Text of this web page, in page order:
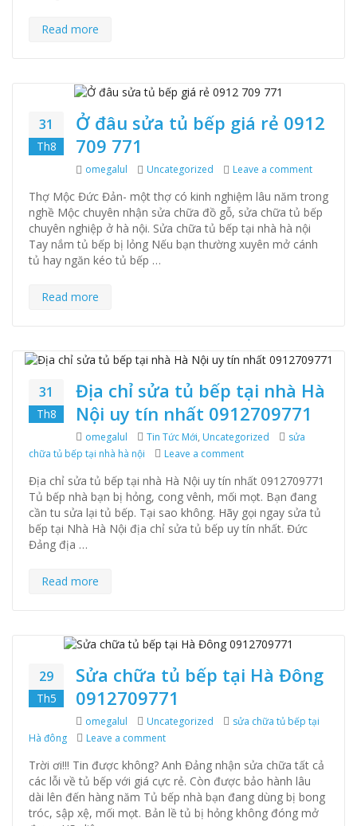
Read more
31
Th8
Ở đâu sửa tủ bếp giá rẻ 0912
709 771
Author
omegalul Categories
Uncategorized Leave a comment
Thợ Mộc Đức Đản- một thợ có kinh nghiệm lâu năm trong
nghề Mộc chuyên nhận sửa chữa đồ gỗ, sửa chữa tủ bếp
chuyên nghiệp ở hà nội. Sửa chữa tủ bếp tại nhà hà nội
Tay nắm tủ bếp bị lỏng Nếu bạn thường xuyên mở cánh
tủ hay ngăn kéo tủ bếp …
Read more
31
Th8
Địa chỉ sửa tủ bếp tại nhà Hà
Nội uy tín nhất 0912709771
Author
omegalul Categories
Tin Tức Mới, Uncategorized Tags
sửa
chữa tủ bếp tại nhà hà nội
Leave a comment
Địa chỉ sửa tủ bếp tại nhà Hà Nội uy tín nhất 0912709771
Tủ bếp nhà bạn bị hỏng, cong vênh, mối mọt. Bạn đang
cần tu sửa lại tủ bếp. Tại sao không. Hãy gọi ngay sửa tủ
bếp tại Nhà Hà Nội địa chỉ sửa tủ bếp uy tín nhất. Đức
Đảng địa …
Read more
29
Th5
Sửa chữa tủ bếp tại Hà Đông
0912709771
Author
omegalul Categories
Uncategorized Tags
sửa chữa tủ bếp tại
Hà đông
Leave a comment
Trời ơi!!! Tin được không? Anh Đảng nhận sửa chữa tất cả
các lỗi về tủ bếp với giá cực rẻ. Còn được bảo hành lâu
dài lên đến hàng năm Tủ bếp nhà bạn đang dùng bị bong
tróc, sập xệ, mối mọt. Bản lề tủ bị hỏng không đóng mở